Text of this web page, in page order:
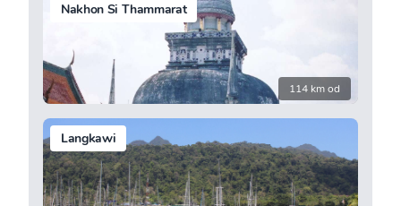
Nakhon Si Thammarat
114 km od
Langkawi